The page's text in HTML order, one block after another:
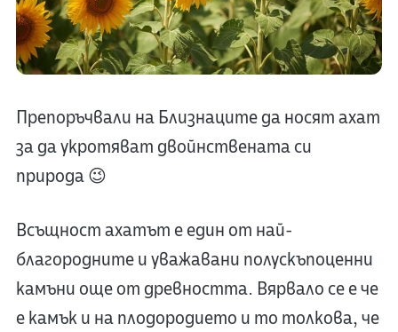
Препоръчвали на Близнаците да носят ахат
за да укротяват двойнствената си
природа 😉
Всъщност ахатът е един от най-
благородните и уважавани полускъпоценни
камъни още от древността. Вярвало се е че
е камък и на плодородието и то толкова, че